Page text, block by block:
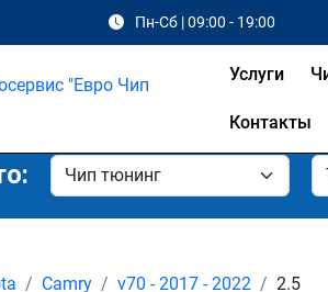
Пн-Сб | 09:00 - 19:00
Услуги
Контакты
Camry v70 - 2017 - 2022 2.5